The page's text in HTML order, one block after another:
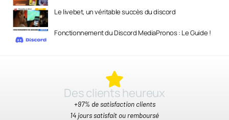
Le livebet, un véritable succès du discord
Fonctionnement du Discord MediaPronos : Le Guide !
Des clients heureux​
+97% de satisfaction clients
14 jours satisfait ou remboursé